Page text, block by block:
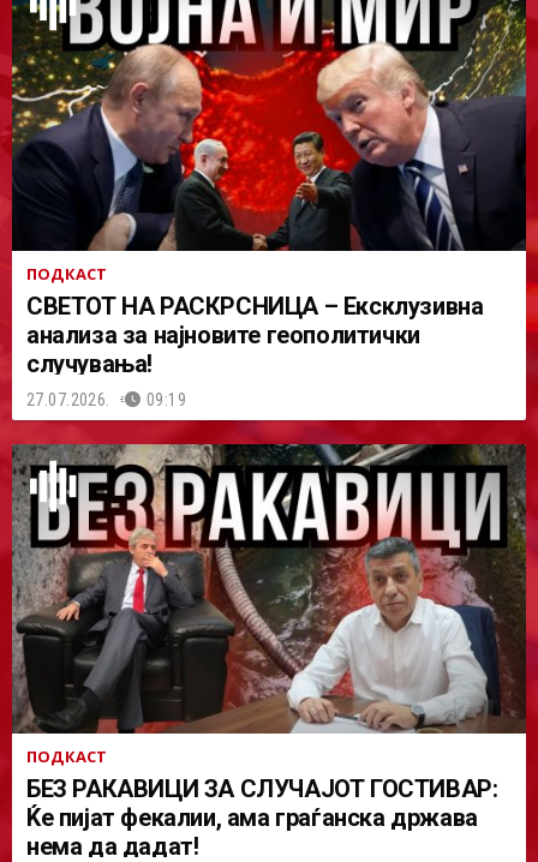
ПОДКАСТ
СВЕТОТ НА РАСКРСНИЦА – Ексклузивна
анализа за најновите геополитички
случувања!
27.07.2026. 09:19
ПОДКАСТ
БЕЗ РАКАВИЦИ ЗА СЛУЧАЈОТ ГОСТИВАР:
Ќе пијат фекалии, ама граѓанска држава
нема да дадат!